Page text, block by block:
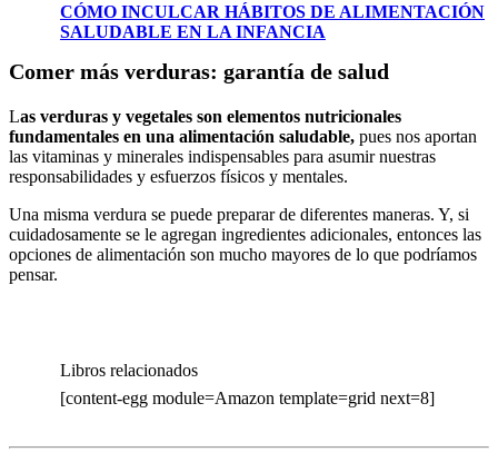
CÓMO INCULCAR HÁBITOS DE ALIMENTACIÓN
SALUDABLE EN LA INFANCIA
Comer más verduras: garantía de salud
Las verduras y vegetales son elementos nutricionales
fundamentales en una alimentación saludable, pues nos aportan
las vitaminas y minerales indispensables para asumir nuestras
responsabilidades y esfuerzos físicos y mentales.
Una misma verdura se puede preparar de diferentes maneras. Y, si
cuidadosamente se le agregan ingredientes adicionales, entonces las
opciones de alimentación son mucho mayores de lo que podríamos
pensar.
Libros relacionados
[content-egg module=Amazon template=grid next=8]